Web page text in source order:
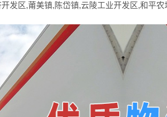
发区,莆美镇,陈岱镇,云陵工业开发区,和平农